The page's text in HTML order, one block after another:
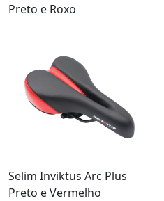
Preto e Roxo
Selim Inviktus Arc Plus
Preto e Vermelho